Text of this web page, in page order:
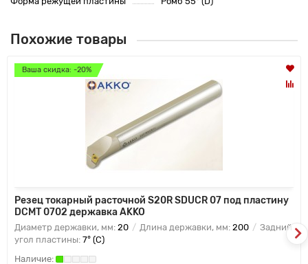
Похожие товары
Ваша скидка: -20%
Резец токарный расточной S20R SDUCR 07 под пластину
DCMT 0702 державка AKKO
Диаметр державки, мм: 20 Длина державки, мм: 200
Задний
угол пластины: 7° (C)